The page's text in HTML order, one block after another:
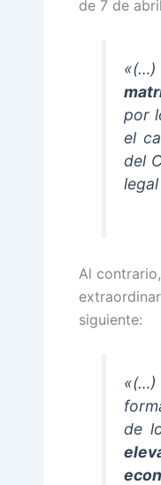
de 7 de
por
el
del
legal
Al
siguiente:
«(…)
de